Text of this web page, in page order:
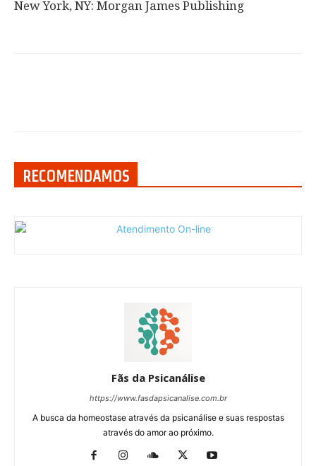
New York, NY: Morgan James Publishing
RECOMENDAMOS
Fãs da Psicanálise
https://www.fasdapsicanalise.com.br
A busca da homeostase através da psicanálise e suas respostas
através do amor ao próximo.